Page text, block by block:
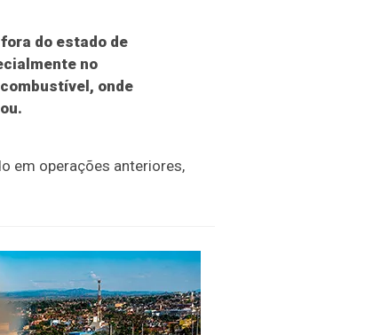
do estado de
no
onde
em operações anteriores,